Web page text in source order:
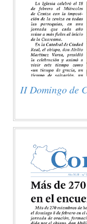
II Domingo de